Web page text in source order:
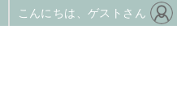
こんにちは、ゲストさん